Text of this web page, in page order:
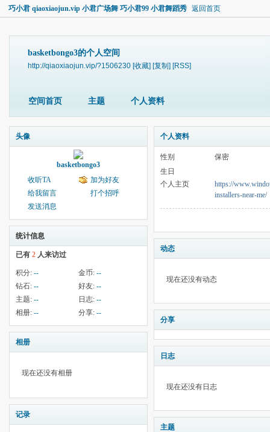
巧小君 qiaoxiaojun.vip 小君广场舞 巧小君99 小君舞蹈秀 返回首页
basketbongo3的个人空间
http://qiaoxiaojun.vip/?1506230 [收藏] [复制] [RSS]
空间首页 主题 个人资料
头像
basketbongo3
收听TA
加为好友
给我留言
打个招呼
发送消息
统计信息
已有 2 人来访过
积分: -- 金币: --
钻石: -- 好友: --
主题: -- 日志: --
相册: -- 分享: --
相册
现在还没有相册
记录
个人资料
性别
保密
生日
个人主页
https://
installers-near-me/
动态
现在还没有动态
分享
日志
现在还没有日志
主题